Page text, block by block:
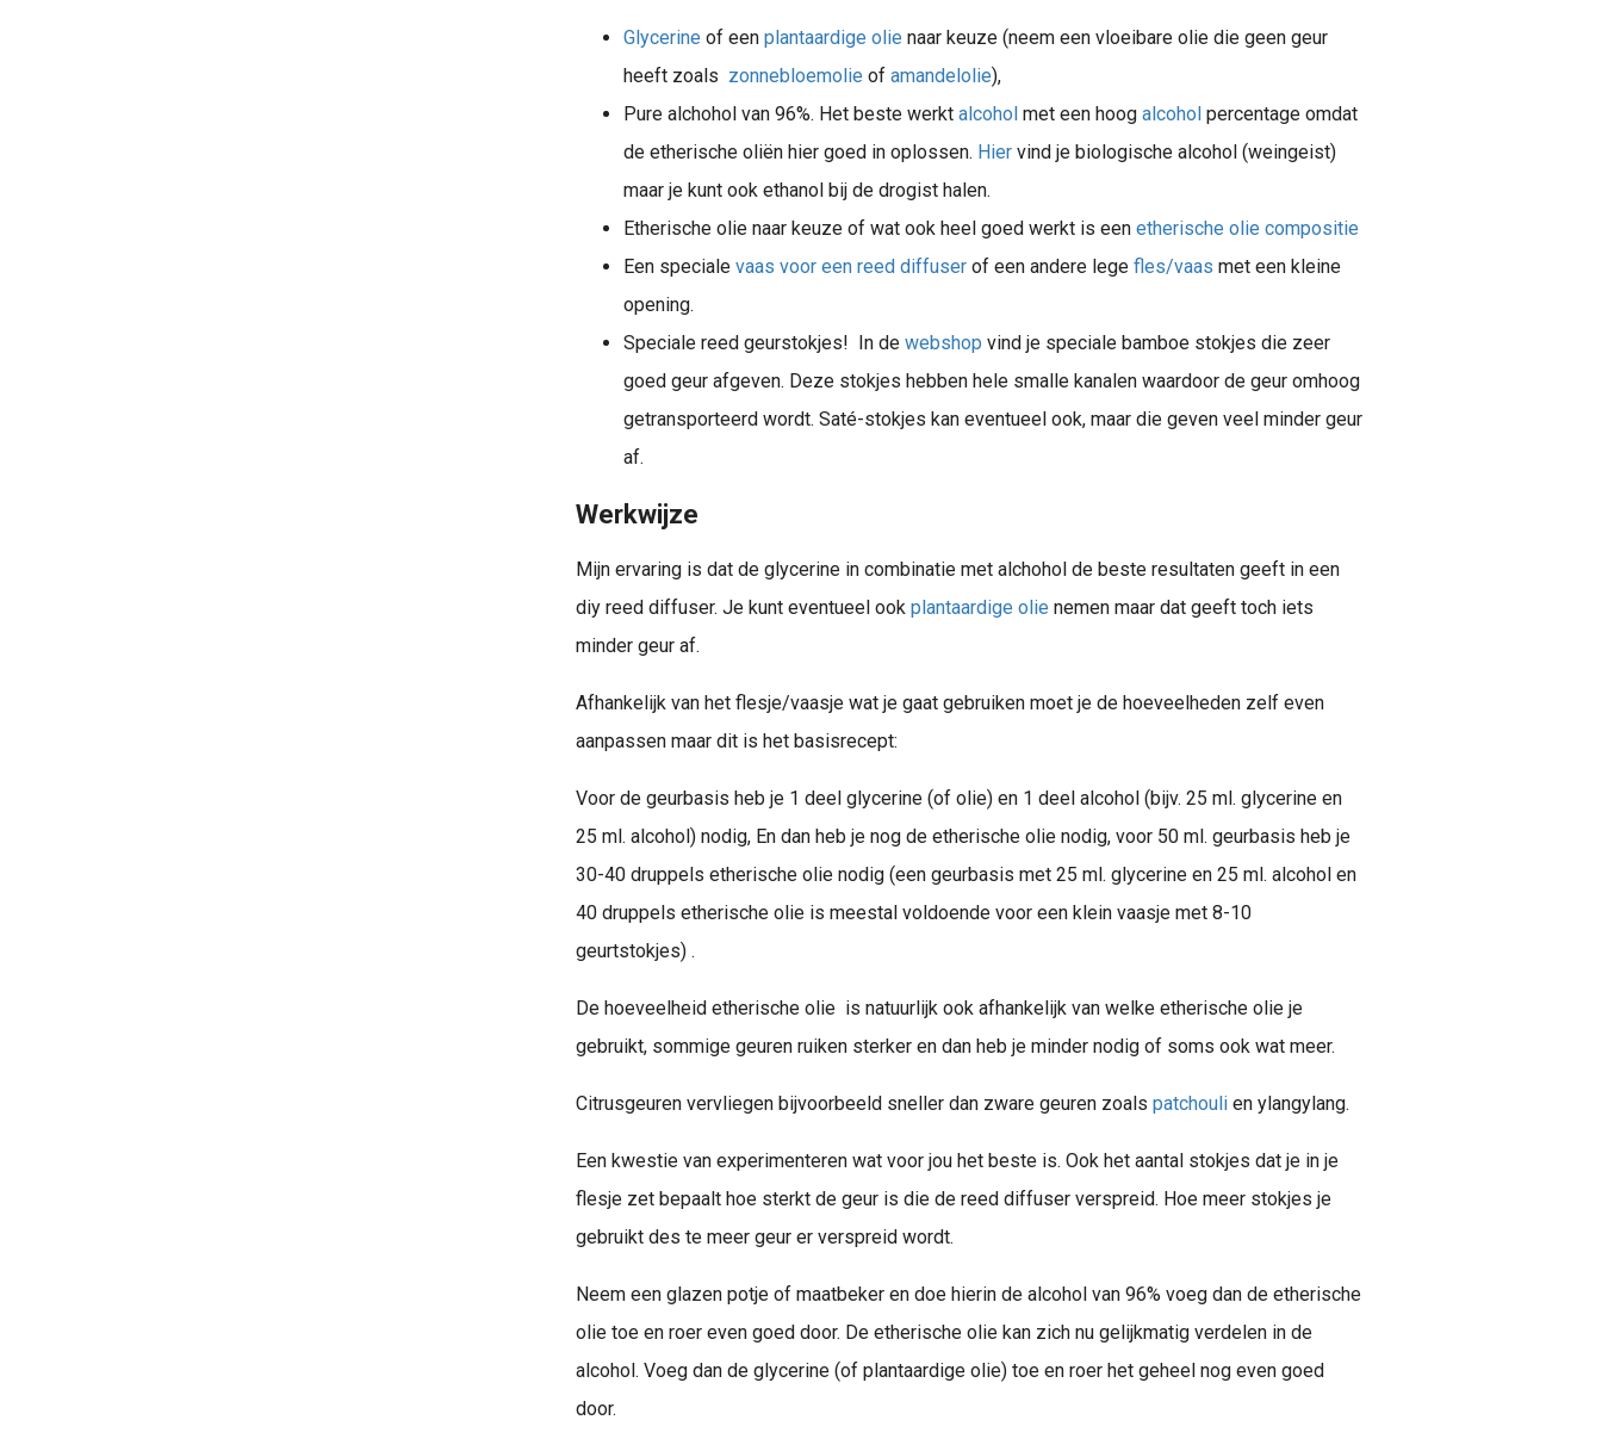
Glycerine of een plantaardige olie naar keuze (neem een vloeibare olie die geen geur
heeft zoals zonnebloemolie of amandelolie),
Pure alchohol van 96%. Het beste werkt alcohol met een hoog alcohol percentage omdat
de etherische oliën hier goed in oplossen. Hier vind je biologische alcohol (weingeist)
maar je kunt ook ethanol bij de drogist halen.
Etherische olie naar keuze of wat ook heel goed werkt is een etherische olie compositie
Een speciale vaas voor een reed diffuser of een andere lege fles/vaas met een kleine
opening.
Speciale reed geurstokjes! In de webshop vind je speciale bamboe stokjes die zeer
goed geur afgeven. Deze stokjes hebben hele smalle kanalen waardoor de geur omhoog
getransporteerd wordt. Saté-stokjes kan eventueel ook, maar die geven veel minder geur
af.
Werkwijze
Mijn ervaring is dat de glycerine in combinatie met alchohol de beste resultaten geeft in een
diy reed diffuser. Je kunt eventueel ook plantaardige olie nemen maar dat geeft toch iets
minder geur af.
Afhankelijk van het flesje/vaasje wat je gaat gebruiken moet je de hoeveelheden zelf even
aanpassen maar dit is het basisrecept:
Voor de geurbasis heb je 1 deel glycerine (of olie) en 1 deel alcohol (bijv. 25 ml. glycerine en
25 ml. alcohol) nodig, En dan heb je nog de etherische olie nodig, voor 50 ml. geurbasis heb je
30-40 druppels etherische olie nodig (een geurbasis met 25 ml. glycerine en 25 ml. alcohol en
40 druppels etherische olie is meestal voldoende voor een klein vaasje met 8-10
geurtstokjes) .
De hoeveelheid etherische olie is natuurlijk ook afhankelijk van welke etherische olie je
gebruikt, sommige geuren ruiken sterker en dan heb je minder nodig of soms ook wat meer.
Citrusgeuren vervliegen bijvoorbeeld sneller dan zware geuren zoals patchouli en ylangylang.
Een kwestie van experimenteren wat voor jou het beste is. Ook het aantal stokjes dat je in je
flesje zet bepaalt hoe sterkt de geur is die de reed diffuser verspreid. Hoe meer stokjes je
gebruikt des te meer geur er verspreid wordt.
Neem een glazen potje of maatbeker en doe hierin de alcohol van 96% voeg dan de etherische
olie toe en roer even goed door. De etherische olie kan zich nu gelijkmatig verdelen in de
alcohol. Voeg dan de glycerine (of plantaardige olie) toe en roer het geheel nog even goed
door.